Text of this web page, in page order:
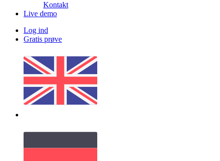
Kontakt
Live demo
Log ind
Gratis prøve